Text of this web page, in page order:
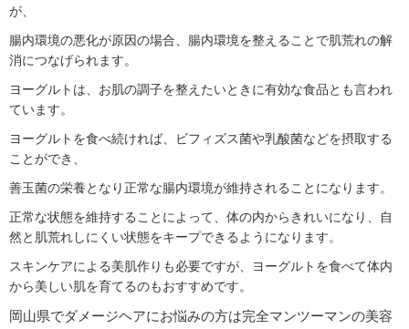
が、
腸内環境の悪化が原因の場合、腸内環境を整えることで肌荒れの解
消につなげられます。
ヨーグルトは、お肌の調子を整えたいときに有効な食品とも言われ
ています。
ヨーグルトを食べ続ければ、ビフィズス菌や乳酸菌などを摂取する
ことができ、
善玉菌の栄養となり正常な腸内環境が維持されることになります。
正常な状態を維持することによって、体の内からきれいになり、自
然と肌荒れしにくい状態をキープできるようになります。
スキンケアによる美肌作りも必要ですが、ヨーグルトを食べて体内
から美しい肌を育てるのもおすすめです。
岡山県でダメージヘアにお悩みの方は完全マンツーマンの美容